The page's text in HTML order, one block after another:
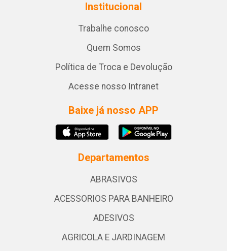
Institucional
Trabalhe conosco
Quem Somos
Política de Troca e Devolução
Acesse nosso Intranet
Baixe já nosso APP
Departamentos
ABRASIVOS
ACESSORIOS PARA BANHEIRO
ADESIVOS
AGRICOLA E JARDINAGEM